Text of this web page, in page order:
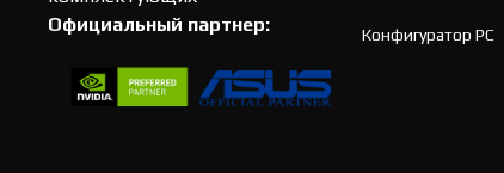
Официальный партнер:
Конфигуратор PC